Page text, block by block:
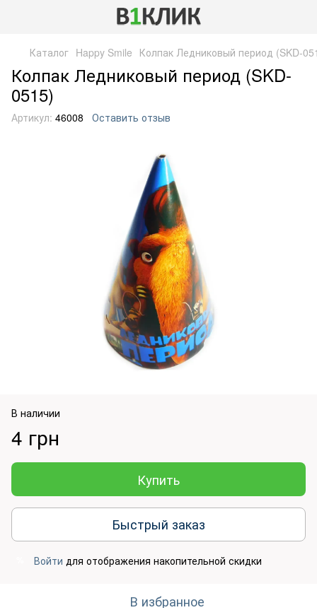
Каталог Happy Smile Колпак Ледниковый период (SKD-
Колпак Ледниковый период (SKD-
0515)
Артикул: 46008 Оставить отзыв
В наличии
4 грн
Купить
Быстрый заказ
Войти для отображения накопительной скидки
В избранное